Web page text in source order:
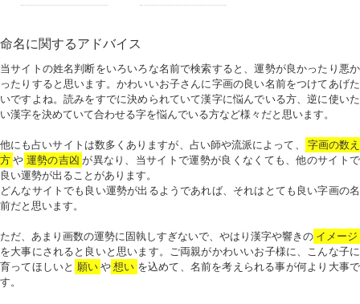
命名に関するアドバイス
当サイトの姓名判断をいろいろな名前で検索すると、運勢が良かったり悪か
ったりすると思います。かわいいお子さんに字画の良い名前をつけてあげた
いですよね。読みをすでに決められていて漢字に悩んでいる方、逆に使いた
い漢字を決めていて合わせる字を悩んでいる方など様々だと思います。
他にも占いサイトは数多くありますが、占い師や流派によって、
字画の数え
方 や 運勢の吉凶 が異なり、当サイトで運勢が良くなくても、他のサイトで
良い運勢が出ることがあります。
どんなサイトでも良い運勢が出るようであれば、それはとても良い字画の名
前だと思います。
ただ、あまり画数の運勢に固執しすぎないで、やはり漢字や響きの イメージ
を大事にされると良いと思います。ご両親がかわいいお子様に、こんな子に
育ってほしいと 願い や 想い を込めて、名前を考えられる事が何より大事で
す。